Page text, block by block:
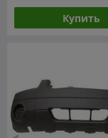
Купить